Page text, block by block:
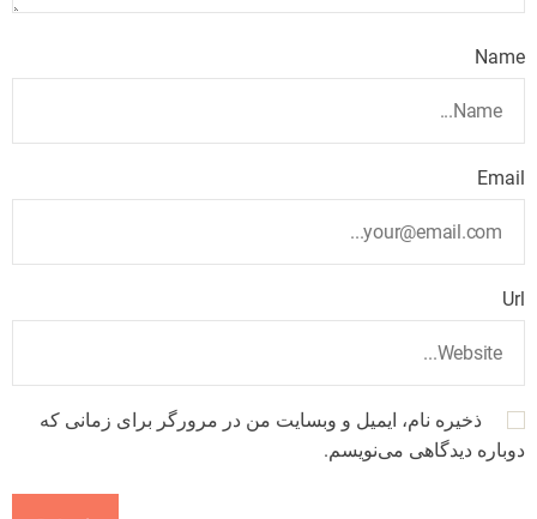
Name
Email
Url
ذخیره نام، ایمیل و وبسایت من در مرورگر برای زمانی که
دوباره دیدگاهی می‌نویسم.